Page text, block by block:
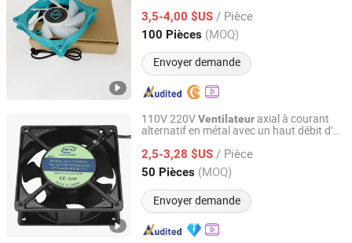
120 mm teal
3,5-4,00 $US / Pièce
100 Pièces (MOQ)
Envoyer demande
Guangdong, China Depuis 2012
110V 220VVentilateur axial à courant
alternatif en métal avec un haut débit d'air
2,5-3,28 $US / Pièce
50 Pièces (MOQ)
Envoyer demande
Shenzhen Caforre Technology Co., Ltd.
Guangdong, China Depuis 2015